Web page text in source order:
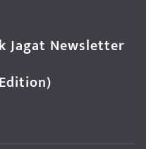
Jagat Newsletter